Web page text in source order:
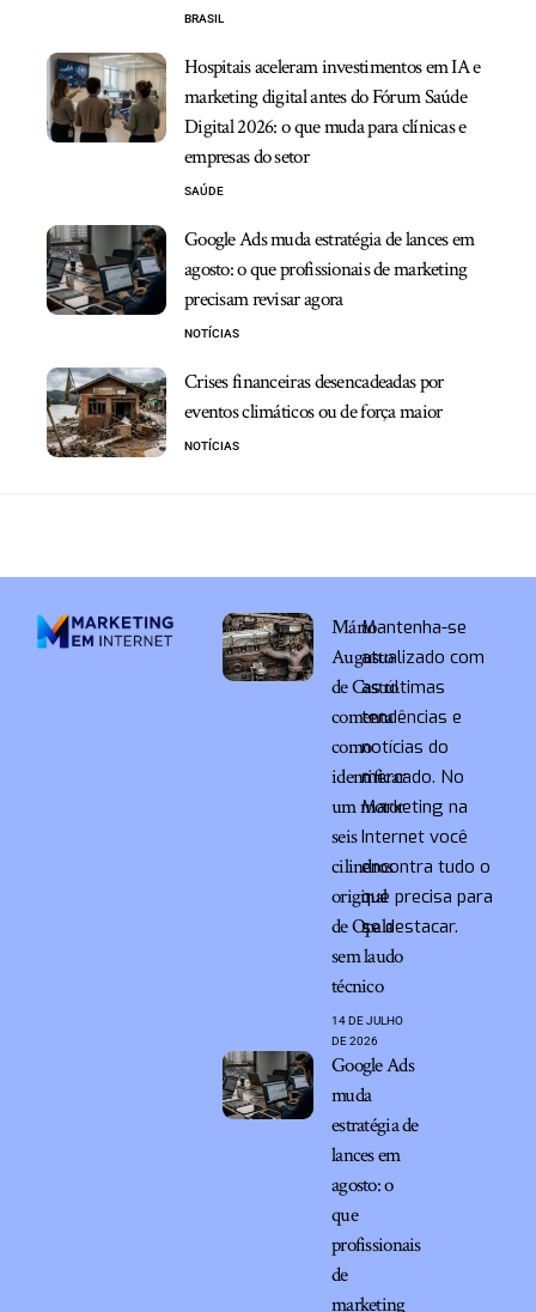
BRASIL
Hospitais aceleram investimentos em IA e
marketing digital antes do Fórum Saúde
Digital 2026: o que muda para clínicas e
empresas do setor
SAÚDE
Google Ads muda estratégia de lances em
agosto: o que profissionais de marketing
precisam revisar agora
NOTÍCIAS
Crises financeiras desencadeadas por
eventos climáticos ou de força maior
NOTÍCIAS
Mário
Augusto
de Castro
comenta
como
identificar
um motor
seis
cilindros
original
de Opala
sem laudo
técnico
14 DE JULHO
DE 2026
Google Ads
muda
estratégia de
lances em
agosto: o
que
profissionais
de
marketing
Mantenha-se
atualizado com
as últimas
tendências e
notícias do
mercado. No
Marketing na
Internet você
encontra tudo o
que precisa para
se destacar.